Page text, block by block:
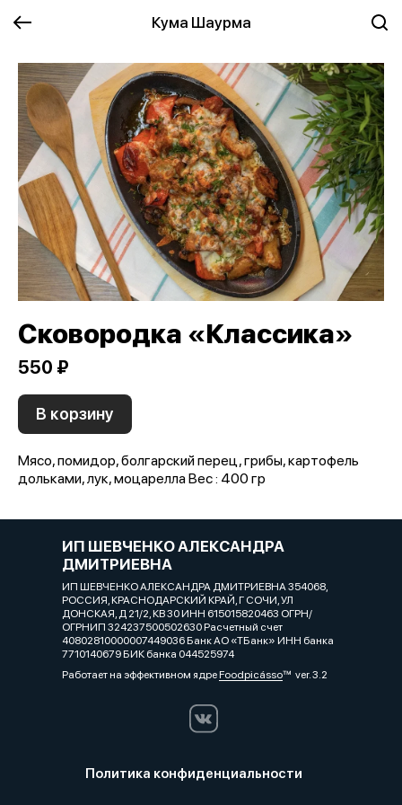
Кума Шаурма
Сковородка «Классика»
550 ₽
В корзину
Мясо, помидор, болгарский перец, грибы, картофель
дольками, лук, моцарелла Вес : 400 гр
ИП ШЕВЧЕНКО АЛЕКСАНДРА
ДМИТРИЕВНА
ИП ШЕВЧЕНКО АЛЕКСАНДРА ДМИТРИЕВНА 354068,
РОССИЯ, КРАСНОДАРСКИЙ КРАЙ, Г СОЧИ, УЛ
ДОНСКАЯ, Д 21/2, КВ 30 ИНН 615015820463 ОГРН/
ОГРНИП 324237500502630 Расчетный счет
40802810000007449036 Банк АО «ТБанк» ИНН банка
7710140679 БИК банка 044525974
Работает на эффективном ядреFoodpicássover. 3.2
Политика конфиденциальности